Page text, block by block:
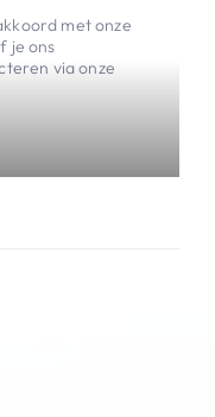
met onze
je ons
via onze